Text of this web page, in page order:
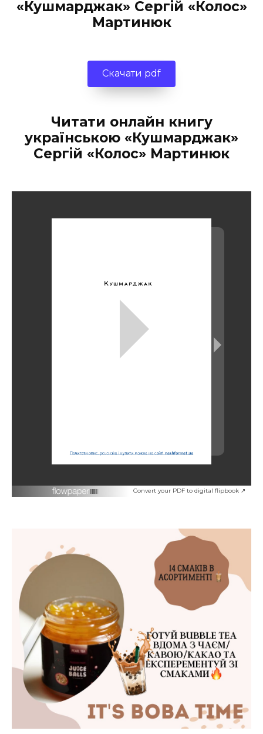
«Кушмарджак» Сергій «Колос»
Мартинюк
Скачати pdf
Читати онлайн книгу
українською «Кушмарджак»
Сергій «Колос» Мартинюк
Convert your PDF to digital flipbook ↗